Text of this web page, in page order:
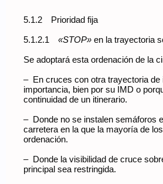
5.1.2 Prioridad fija
5.1.2.1 «STOP» en la trayectoria
Se adoptará esta ordenación de la
– En cruces con otra trayectoria de
importancia, bien por su IMD o
continuidad de un itinerario.
– Donde no se instalen semáforos
carretera en la que la mayoría de
ordenación.
– Donde la visibilidad de cruce
principal sea restringida.